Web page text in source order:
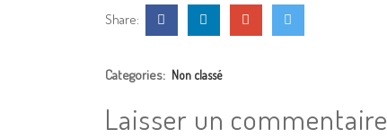
Share:
Categories: Non classé
Laisser un commentaire